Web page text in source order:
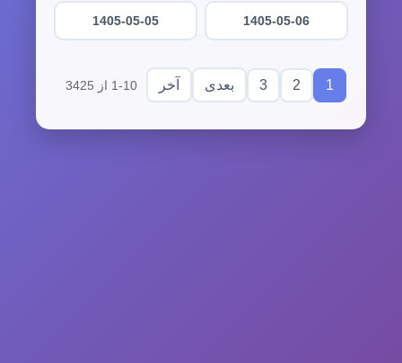
1405-05-06
1405-05-05
1
2
3 بعدی آخر 1-10 از 3425